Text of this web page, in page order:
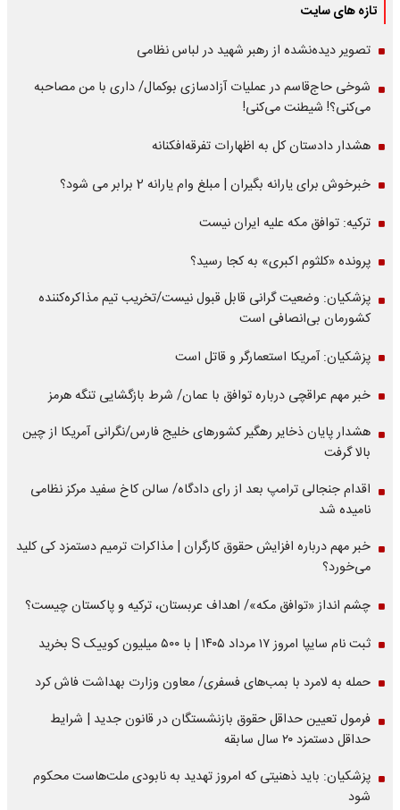
تازه های سایت
تصویر دیده‌نشده از رهبر شهید در لباس نظامی
شوخی حاج‌قاسم در عملیات آزادسازی بوکمال/ داری با من مصاحبه‌
می‌کنی؟! شیطنت می‌کنی!
هشدار دادستان کل به اظهارات تفرقه‌افکنانه
خبرخوش برای یارانه بگیران | مبلغ وام یارانه 2 برابر می شود؟
ترکیه: توافق مکه علیه ایران نیست
پرونده «کلثوم اکبری» به کجا رسید؟
پزشکیان: وضعیت گرانی قابل قبول نیست/تخریب تیم مذاکره‌کننده
کشورمان بی‌انصافی است
پزشکیان: آمریکا استعمارگر و قاتل است
خبر مهم عراقچی درباره توافق با عمان/ شرط بازگشایی تنگه هرمز
هشدار پایان ذخایر رهگیر کشورهای خلیج فارس/نگرانی آمریکا از چین
بالا گرفت
اقدام جنجالی ترامپ بعد از رای دادگاه/ سالن کاخ سفید مرکز نظامی
نامیده شد
خبر مهم درباره افزایش حقوق کارگران | مذاکرات ترمیم دستمزد کی کلید
می‌خورد؟
چشم انداز «توافق مکه»/ اهداف عربستان، ترکیه و پاکستان چیست؟
ثبت نام سایپا امروز ۱۷ مرداد ۱۴۰۵ | با ۵۰۰ میلیون کوییک S بخرید
حمله به لامرد با بمب‌های فسفری/ معاون وزارت بهداشت فاش کرد
فرمول تعیین حداقل حقوق بازنشستگان در قانون جدید | شرایط
حداقل دستمزد ۲۰ سال سابقه
پزشکیان: باید ذهنیتی که امروز تهدید به نابودی ملت‌هاست محکوم
شود